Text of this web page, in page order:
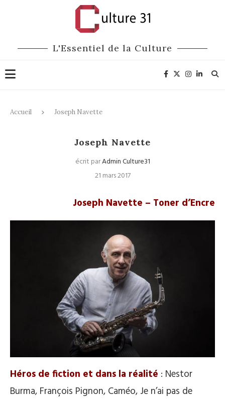
L'Essentiel de la Culture
Accueil Joseph Navette
Joseph Navette
écrit parAdmin Culture31
21 mars 2017
Joseph Navette – Toner d’Encre
Héros de fiction et dans la réalité : Nestor
Burma, François Pignon, Caméo, Je n’ai pas de